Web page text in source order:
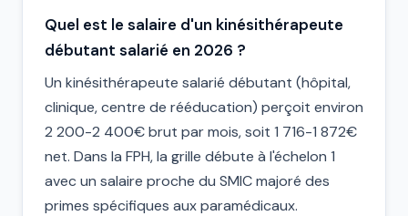
Quel est le salaire d'un kinésithérapeute
débutant salarié en 2026 ?
Un kinésithérapeute salarié débutant (hôpital,
clinique, centre de rééducation) perçoit environ
2 200-2 400€ brut par mois, soit 1 716-1 872€
net. Dans la FPH, la grille débute à l'échelon 1
avec un salaire proche du SMIC majoré des
primes spécifiques aux paramédicaux.